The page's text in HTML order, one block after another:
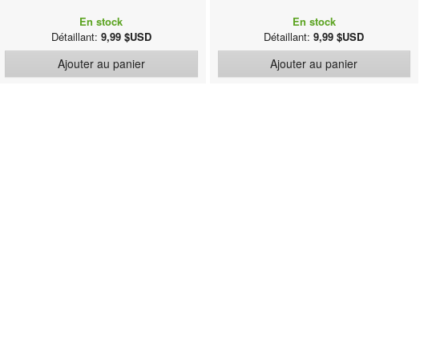
En stock
Détaillant: 9,99 $USD
Ajouter au panier
En stock
Détaillant:9,99 $USD
Ajouter au panier